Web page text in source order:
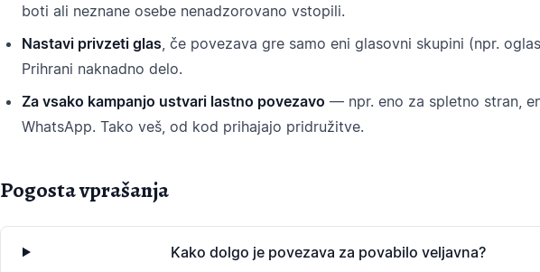
boti ali neznane osebe nenadzorovano vstopili.
Nastavi privzeti glas, če povezava gre samo eni glasovni skupini (npr.
Prihrani naknadno delo.
Za vsako kampanjo ustvari lastno povezavo — npr. eno za spletno stran,
WhatsApp. Tako veš, od kod prihajajo pridružitve.
Pogosta vprašanja
Kako dolgo je povezava za povabilo veljavna?